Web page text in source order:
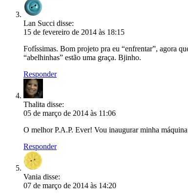
Lan Succi disse:
15 de fevereiro de 2014 às 18:15
Fofíssimas. Bom projeto pra eu “enfrentar”, agora
“abelhinhas” estão uma graça. Bjinho.
Responder
Thalita disse:
05 de março de 2014 às 11:06
O melhor P.A.P. Ever! Vou inaugurar minha
Responder
Vania disse:
07 de março de 2014 às 14:20